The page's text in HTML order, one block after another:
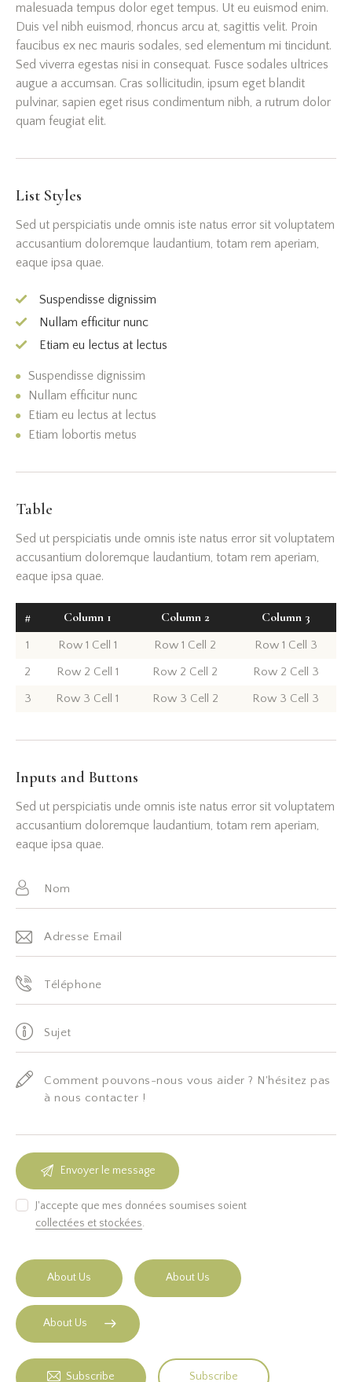
malesuada tempus dolor eget tempus. Ut eu euismod enim.
Duis vel nibh euismod, rhoncus arcu at, sagittis velit. Proin
faucibus ex nec mauris sodales, sed elementum mi tincidunt.
Sed viverra egestas nisi in consequat. Fusce sodales ultrices
augue a accumsan. Cras sollicitudin, ipsum eget blandit
pulvinar, sapien eget risus condimentum nibh, a rutrum dolor
quam feugiat elit.
List Styles
Sed ut perspiciatis unde omnis iste natus error sit voluptatem
accusantium doloremque laudantium, totam rem aperiam,
eaque ipsa quae.
Suspendisse dignissim
Nullam efficitur nunc
Etiam eu lectus at lectus
Suspendisse dignissim
Nullam efficitur nunc
Etiam eu lectus at lectus
Etiam lobortis metus
Table
Sed ut perspiciatis unde omnis iste natus error sit voluptatem
accusantium doloremque laudantium, totam rem aperiam,
eaque ipsa quae.
# Column 1 Column 2 Column 3
1 Row 1 Cell 1 Row 1 Cell 2
Row 1 Cell 3
2
Row 2 Cell 1 Row 2 Cell 2
Row 2 Cell 3
3
Row 3 Cell 1 Row 3 Cell 2 Row 3 Cell 3
Inputs and Buttons
Sed ut perspiciatis unde omnis iste natus error sit voluptatem
accusantium doloremque laudantium, totam rem aperiam,
eaque ipsa quae.
J'accepte que mes données soumises soient
collectées et stockées.
About Us About Us
About Us
Subscribe Subscribe